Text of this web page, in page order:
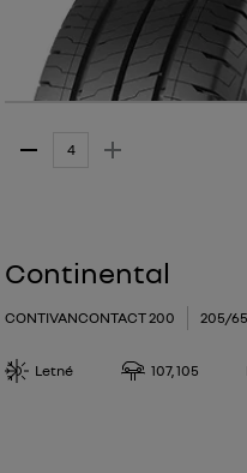
Continental
CONTIVANCONTACT 200 205/65
Letné 107, 105